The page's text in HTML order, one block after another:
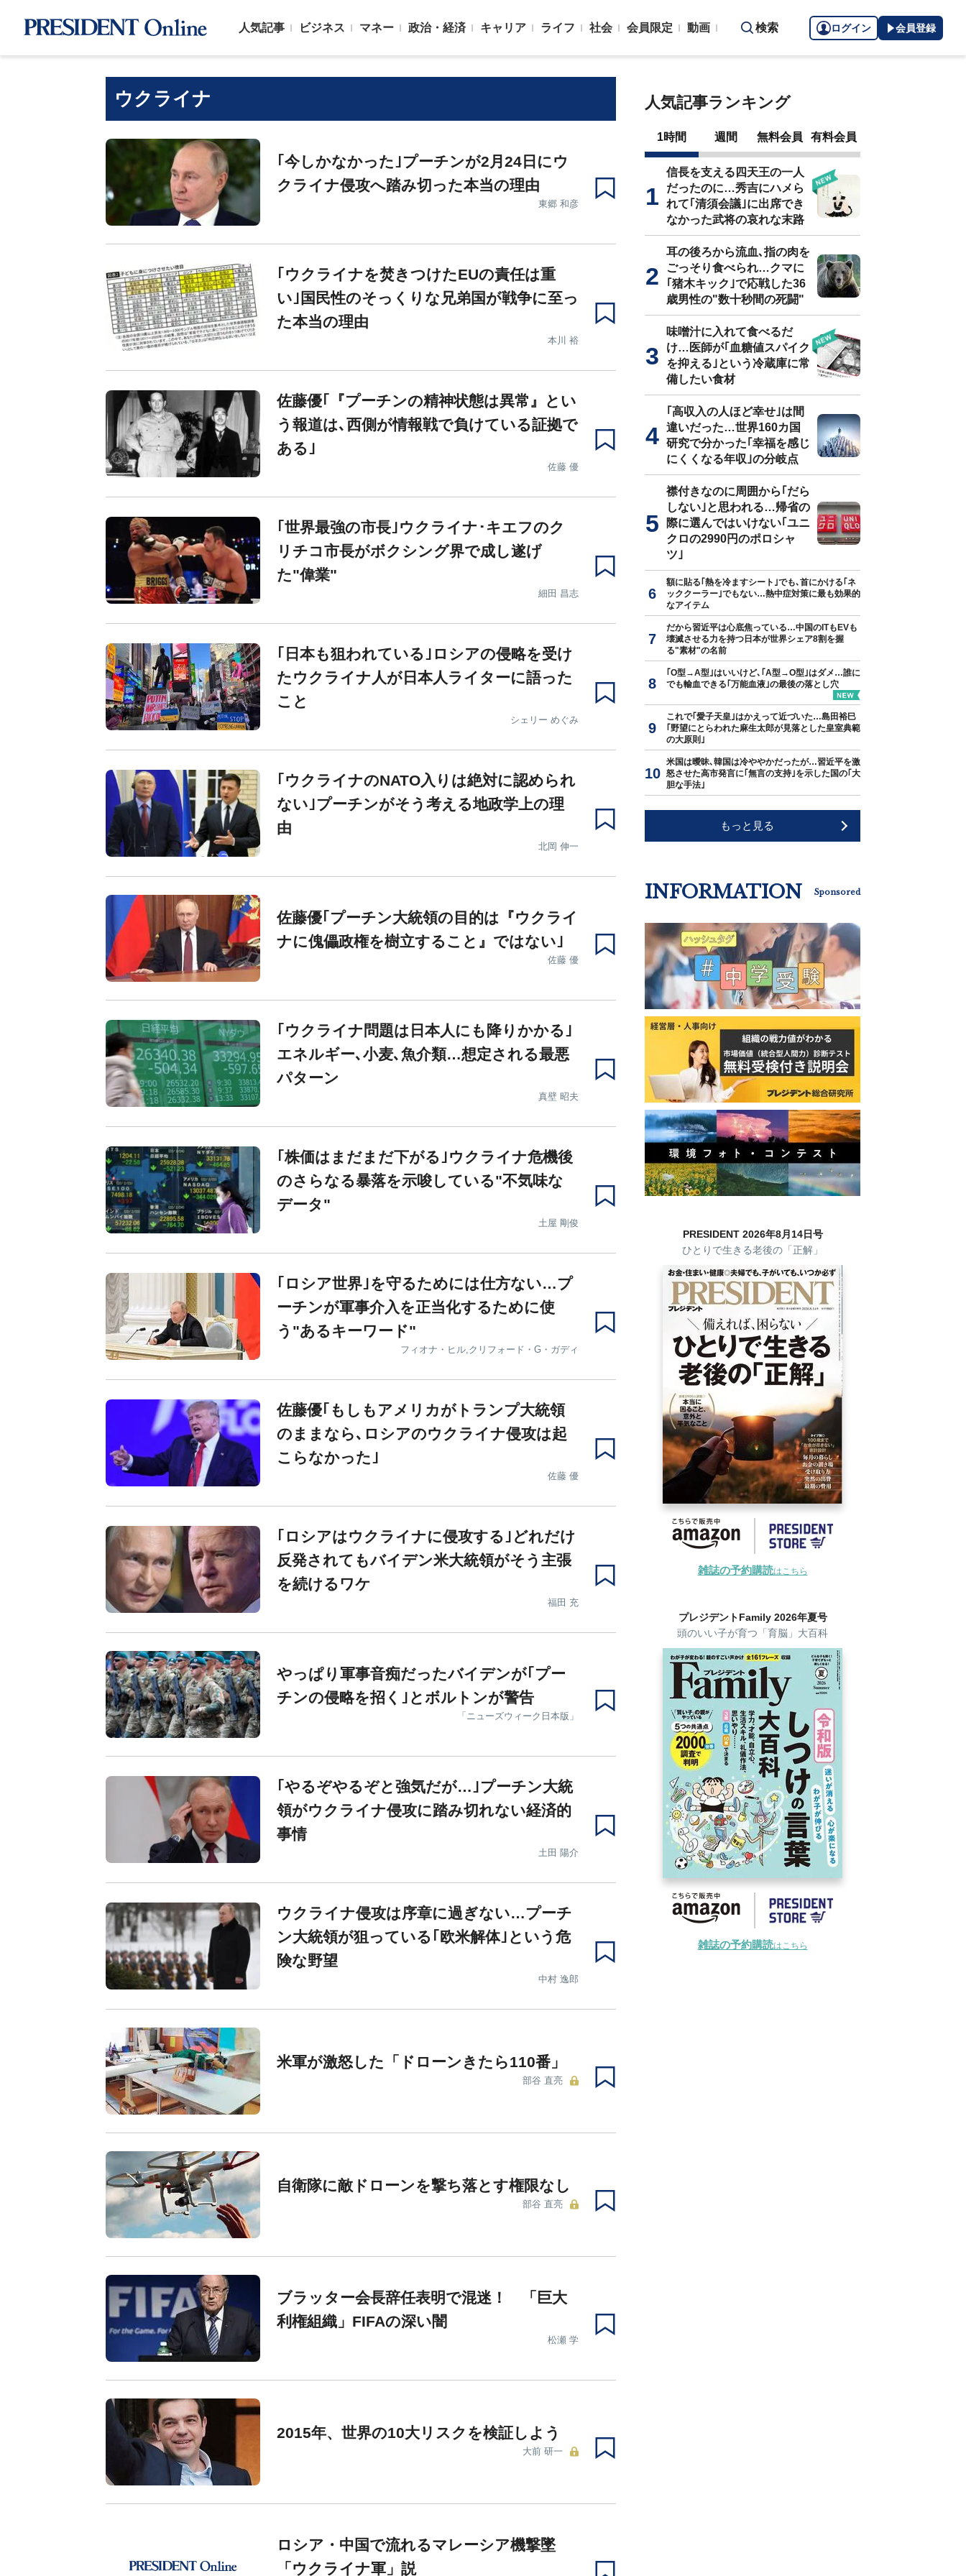
人気記事 ビジネス マネー 政治・経済 キャリア ライフ 社会 会員限定 動画 検索 ログイン 会員登録
ウクライナ
｢今しかなかった｣プーチンが2月24日にウ
クライナ侵攻へ踏み切った本当の理由
東郷 和彦
｢ウクライナを焚きつけたEUの責任は重
い｣国民性のそっくりな兄弟国が戦争に至っ
た本当の理由
本川 裕
佐藤優｢『プーチンの精神状態は異常』とい
う報道は､西側が情報戦で負けている証拠で
ある｣
佐藤 優
｢世界最強の市長｣ウクライナ･キエフのク
リチコ市長がボクシング界で成し遂げ
た"偉業"
細田 昌志
｢日本も狙われている｣ロシアの侵略を受け
たウクライナ人が日本人ライターに語った
こと
シェリー めぐみ
｢ウクライナのNATO入りは絶対に認められ
ない｣プーチンがそう考える地政学上の理
由
北岡 伸一
佐藤優｢プーチン大統領の目的は『ウクライ
ナに傀儡政権を樹立すること』ではない｣
佐藤 優
｢ウクライナ問題は日本人にも降りかかる｣
エネルギー､小麦､魚介類…想定される最悪
パターン
真壁 昭夫
｢株価はまだまだ下がる｣ウクライナ危機後
のさらなる暴落を示唆している"不気味な
データ"
土屋 剛俊
｢ロシア世界｣を守るためには仕方ない…プ
ーチンが軍事介入を正当化するために使
う"あるキーワード"
フィオナ・ヒル,クリフォード・G・ガディ
佐藤優｢もしもアメリカがトランプ大統領
のままなら､ロシアのウクライナ侵攻は起
こらなかった｣
佐藤 優
｢ロシアはウクライナに侵攻する｣どれだけ
反発されてもバイデン米大統領がそう主張
を続けるワケ
福田 充
やっぱり軍事音痴だったバイデンが｢プー
チンの侵略を招く｣とボルトンが警告
「ニューズウィーク日本版」
｢やるぞやるぞと強気だが…｣プーチン大統
領がウクライナ侵攻に踏み切れない経済的
事情
土田 陽介
ウクライナ侵攻は序章に過ぎない…プーチ
ン大統領が狙っている｢欧米解体｣という危
険な野望
中村 逸郎
米軍が激怒した「ドローンきたら110番」
部谷 直亮
自衛隊に敵ドローンを撃ち落とす権限なし
部谷 直亮
ブラッター会長辞任表明で混迷！ 「巨大
利権組織」FIFAの深い闇
松瀬 学
2015年、世界の10大リスクを検証しよう
大前 研一
ロシア・中国で流れるマレーシア機撃墜
「ウクライナ軍」説
人気記事ランキング
1時間 週間 無料会員 有料会員
信長を支える四天王の一人
だったのに…秀吉にハメら
れて｢清須会議｣に出席でき
なかった武将の哀れな末路
耳の後ろから流血､指の肉を
ごっそり食べられ…クマに
｢猪木キック｣で応戦した36
歳男性の"数十秒間の死闘"
味噌汁に入れて食べるだ
け…医師が｢血糖値スパイク
を抑える｣という冷蔵庫に常
備したい食材
｢高収入の人ほど幸せ｣は間
違いだった…世界160カ国
研究で分かった｢幸福を感じ
にくくなる年収｣の分岐点
襟付きなのに周囲から｢だら
しない｣と思われる…帰省の
際に選んではいけない｢ユニ
クロの2990円のポロシャ
ツ｣
額に貼る｢熱を冷ますシート｣でも､首にかける｢ネ
ッククーラー｣でもない…熱中症対策に最も効果的
なアイテム
だから習近平は心底焦っている…中国のITもEVも
壊滅させる力を持つ日本が世界シェア8割を握
る"素材"の名前
｢O型→A型｣はいいけど､｢A型→O型｣はダメ…誰に
でも輸血できる｢万能血液｣の最後の落とし穴
これで｢愛子天皇｣はかえって近づいた…島田裕巳
｢野望にとらわれた麻生太郎が見落とした皇室典範
の大原則｣
米国は曖昧､韓国は冷ややかだったが…習近平を激
怒させた高市発言に｢無言の支持｣を示した国の｢大
胆な手法｣
もっと見る
INFORMATION Sponsored
PRESIDENT 2026年8月14日号
ひとりで生きる老後の「正解」
雑誌の予約購読はこちら
プレジデントFamily 2026年夏号
頭のいい子が育つ「育脳」大百科
雑誌の予約購読はこちら